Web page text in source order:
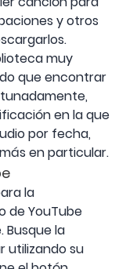
y otros
muy
que encontrar
en la que
por fecha,
en particular.
la
de YouTube
Busque la
utilizando su